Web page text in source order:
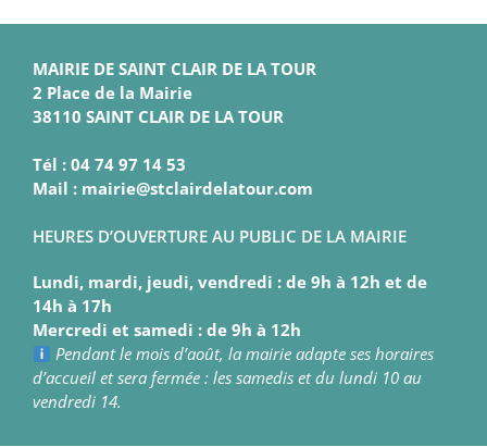
MAIRIE DE SAINT CLAIR DE LA TOUR
2 Place de la Mairie
38110 SAINT CLAIR DE LA TOUR
Tél : 04 74 97 14 53
Mail : mairie@stclairdelatour.com
HEURES D’OUVERTURE AU PUBLIC DE LA MAIRIE
Lundi, mardi, jeudi, vendredi : de 9h à 12h et de
14h à 17h
Mercredi et samedi : de 9h à 12h
Pendant le mois d’août, la mairie adapte ses horaires
d’accueil et sera fermée : les samedis et du lundi 10 au
vendredi 14.